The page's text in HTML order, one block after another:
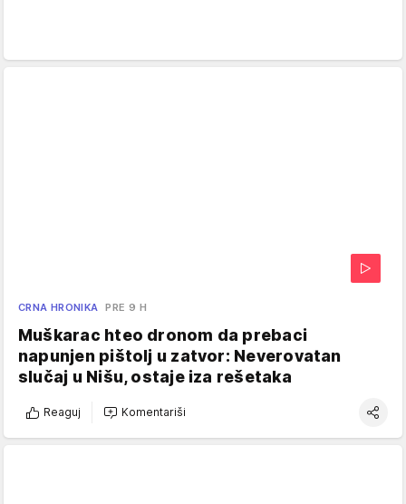
CRNA HRONIKA PRE 9 H
Muškarac hteo dronom da prebaci
napunjen pištolj u zatvor: Neverovatan
slučaj u Nišu, ostaje iza rešetaka
Reaguj Komentariši